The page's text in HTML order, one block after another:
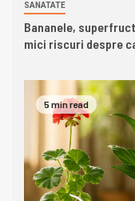
SANATATE
Bananele,
mici riscuri despre
5 min read